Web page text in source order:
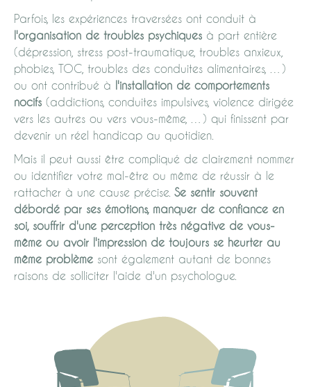
Parfois, les expériences traversées ont conduit à
l'organisation de troubles psychiques à part entière
(dépression, stress post-traumatique, troubles anxieux,
phobies, TOC, troubles des conduites alimentaires, …)
ou ont contribué à l'installation de comportements
nocifs (addictions, conduites impulsives, violence dirigée
vers les autres ou vers vous-même, …) qui finissent par
devenir un réel handicap au quotidien.
Mais il peut aussi être compliqué de clairement nommer
ou identifier votre mal-être ou même de réussir à le
rattacher à une cause précise. Se sentir souvent
débordé par ses émotions, manquer de confiance en
soi, souffrir d'une perception très négative de vous-
même ou avoir l'impression de toujours se heurter au
même problème sont également autant de bonnes
raisons de solliciter l'aide d'un psychologue.